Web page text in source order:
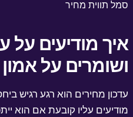
מודיעים על
על אמון
מחירים הוא רגע רגיש
עליו קובעת אם הוא